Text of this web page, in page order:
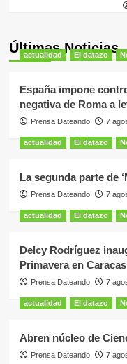
Últimas Noticias
actualidad El datazo
España impone
negativa de Roma a
Prensa Dateando 7
actualidad El datazo
La segunda parte de
Prensa Dateando 7
actualidad El datazo
Delcy Rodríguez
Primavera en Caracas
Prensa Dateando 7
actualidad El datazo
Abren núcleo de
Prensa Dateando 7